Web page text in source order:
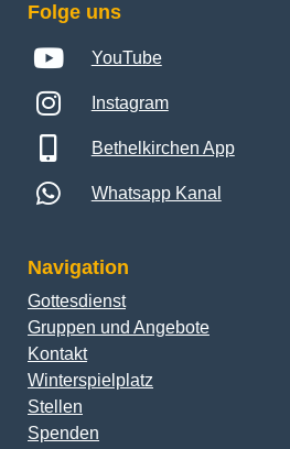
Folge uns
YouTube
Instagram
Bethelkirchen App
Whatsapp Kanal
Navigation
Gottesdienst
Gruppen und Angebote
Kontakt
Winterspielplatz
Stellen
Spenden